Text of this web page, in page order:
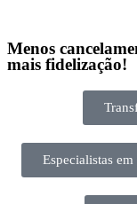
Menos
mais fidelização!
Especialistas em